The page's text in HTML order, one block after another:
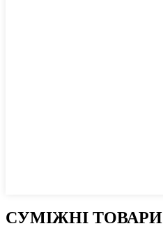
СУМІЖНІ ТОВАРИ